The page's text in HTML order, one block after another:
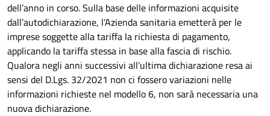
dell’anno in corso. Sulla base delle informazioni acquisite
dall’autodichiarazione, l’Azienda sanitaria emetterà per le
imprese soggette alla tariffa la richiesta di pagamento,
applicando la tariffa stessa in base alla fascia di rischio.
Qualora negli anni successivi all’ultima dichiarazione resa ai
sensi del D.Lgs. 32/2021 non ci fossero variazioni nelle
informazioni richieste nel modello 6, non sarà necessaria una
nuova dichiarazione.